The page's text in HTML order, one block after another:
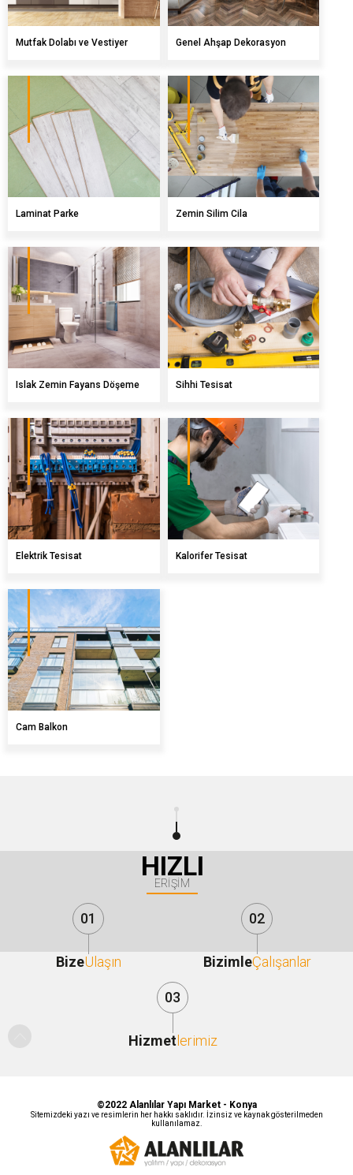
Kurumsal
Hırdavat - Nalburiye
Kiralık İskele
Facebook
Mutfak Dolabı ve Vestiyer Genel Ahşap Dekorasyon
Laminat Parke Zemin Silim Cila
Islak Zemin Fayans Döşeme Sihhi Tesisat
Elektrik Tesisat Kalorifer Tesisat
Cam Balkon
01
BizeUlaşın
02
BizimleÇalışanlar
03
Hizmetlerimiz
HIZLI
ERİŞİM
©2022 Alanlılar Yapı Market - Konya
Sitemizdeki yazı ve resimlerin her hakkı saklıdır. İzinsiz ve kaynak gösterilmeden
kullanılamaz.